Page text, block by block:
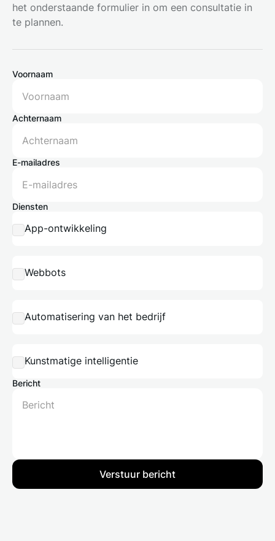
het onderstaande formulier in om een consultatie in
te plannen.
Voornaam
Achternaam
E-mailadres
Diensten
App-ontwikkeling
Webbots
Automatisering van het bedrijf
Kunstmatige intelligentie
Bericht